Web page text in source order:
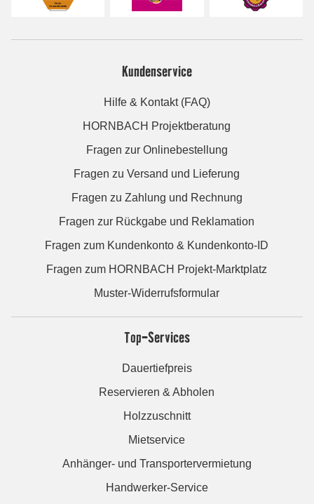
Kundenservice
Hilfe & Kontakt (FAQ)
HORNBACH Projektberatung
Fragen zur Onlinebestellung
Fragen zu Versand und Lieferung
Fragen zu Zahlung und Rechnung
Fragen zur Rückgabe und Reklamation
Fragen zum Kundenkonto & Kundenkonto-ID
Fragen zum HORNBACH Projekt-Marktplatz
Muster-Widerrufsformular
Top-Services
Dauertiefpreis
Reservieren & Abholen
Holzzuschnitt
Mietservice
Anhänger- und Transportervermietung
Handwerker-Service